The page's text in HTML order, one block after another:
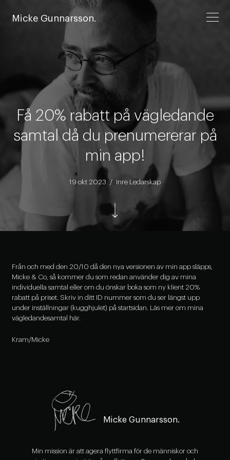
Micke Gunnarsson.
Få 20% rabatt på vägledande
samtal då du prenumererar på
min app!
19 okt 2023 / Inre Ledarskap
Från och med den 20/10 då den nya versionen av min app släpps,
Micke & Co, så kommer du som redan använder dig av mina
individuella samtal eller om du önskar boka som ny klient 20%
rabatt på priset. Skriv in ditt ID nummer som du ser längst upp
under inställningar (kugghjulet) på startsidan. Läs mer om mina
vägledandesamtal här.
Kram/Micke
Micke Gunnarsson.
Min mission är att agera flyttfirma för de människor och